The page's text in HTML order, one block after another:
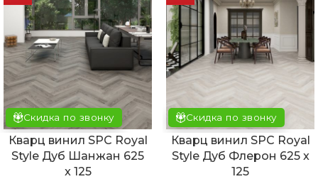
Скидка по звонку
Кварц винил SPC Royal
Style Дуб Шанжан 625
x 125
Скидка по звонку
Кварц винил SPC Royal
Style Дуб Флерон 625 x
125